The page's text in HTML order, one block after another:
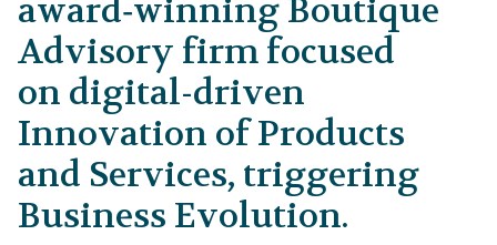
award‑winning Boutique
Advisory firm focused
on digital-driven
Innovation of Products
and Services, triggering
Business Evolution.